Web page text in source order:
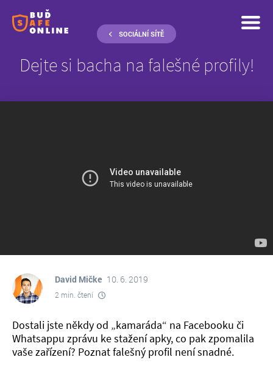
SOCIÁLNÍ SÍTĚ
Dejte si bacha na falešné profily!
David Mičke 10. 6. 2019
2 min. čtení
Dostali jste někdy od „kamaráda“ na Facebooku či
Whatsappu zprávu ke stažení apky, co pak zpomalila
vaše zařízení? Poznat falešný profil není snadné.